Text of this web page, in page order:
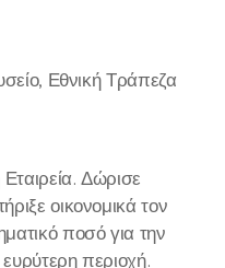
Εθνική Τράπεζα
Δώρισε
οικονομικά τον
ποσό για την
περιοχή.